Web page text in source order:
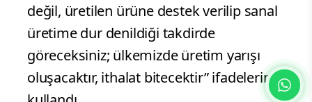
değil, üretilen ürüne destek verilip sanal
üretime dur denildiği takdirde
göreceksiniz; ülkemizde üretim yarışı
oluşacaktır, ithalat bitecektir” ifadelerini